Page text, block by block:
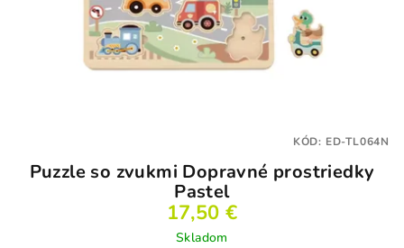
Puzzle so zvukmi Dopravné prostriedky
Pastel
17,50 €
Skladom
KÓD: ED-TL064N